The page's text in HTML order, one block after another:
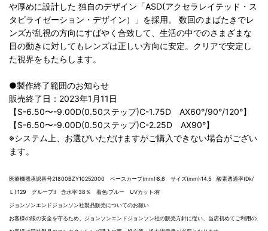
や厚めに設計した 独自のデザイン「ASD(アクセラレイテッド・ス
タビライゼーション・デザイン）」を採用。 数回のまばたきでレ
ンズが乱視の方向にすばやく合致して、生活の中でのさまざまな
目の動きに対してもレンズは正しい方向に安定。クリアで安定し
た視界をもたらします。
●製作終了範囲のお知らせ
販売終了日：2023年1月11日
【S-6.50〜-9.00D(0.50ステップ)C-1.75D AX60°/90°/120°】
【S-6.50〜-9.00D(0.50ステップ)C-2.25D AX90°】
※システム上、お選びいただけますがご購入できない場合がござい
ます。
医療機器承認番号21800BZY10252000 ベースカーブ(mm):8.6 サイズ(mm):14.5 酸素透過率(Dk/
Ｌ):129 グループ:I 含水率:38％ 着色:ブルー UVカット:有
ジョンソンエンドジョンソン社製品販売についてのお願い
お客様の眼の安全を守るため、ジョンソンエンドジョンソン社の販売方針に従い、当店初めてご利用の